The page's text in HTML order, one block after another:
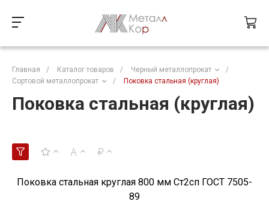
Главная / Каталог товаров / Черный металлопрокат
/
Сортовой металлопрокат
/ Поковка стальная (круглая)
Поковка стальная (круглая)
Поковка стальная круглая 800 мм Ст2сп ГОСТ 7505-
89